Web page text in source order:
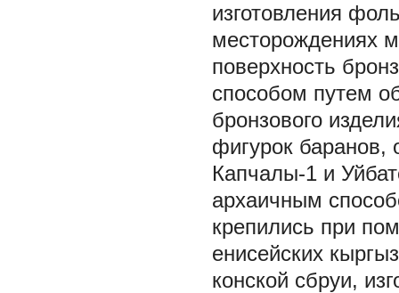
изготовления
месторождениях
поверхность
способом путем
бронзового
фигурок баранов,
Капчалы-1 и
архаичным
крепились при
енисейских
конской сбруи,